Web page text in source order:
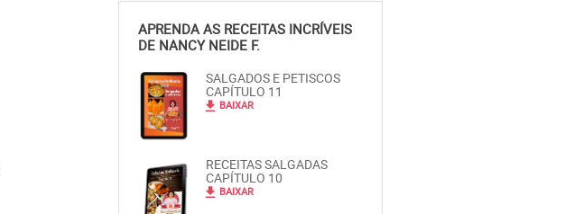
APRENDA AS RECEITAS INCRÍVEIS
DE NANCY NEIDE F.
SALGADOS E PETISCOS
CAPÍTULO 11
file_download BAIXAR
RECEITAS SALGADAS
CAPÍTULO 10
file_download BAIXAR